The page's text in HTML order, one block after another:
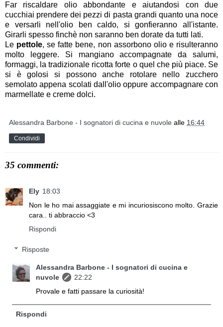
Far riscaldare olio abbondante e aiutandosi con due
cucchiai prendere dei pezzi di pasta grandi quanto una noce
e versarli nell'olio ben caldo, si gonfieranno all'istante.
Girarli spesso finchè non saranno ben dorate da tutti lati.
Le pettole, se fatte bene, non assorbono olio e risulteranno
molto leggere. Si mangiano accompagnate da salumi,
formaggi, la tradizionale ricotta forte o quel che più piace. Se
si è golosi si possono anche rotolare nello zucchero
semolato appena scolati dall'olio oppure accompagnare con
marmellate e creme dolci.
Alessandra Barbone - I sognatori di cucina e nuvole alle 16:44
Condividi
35 commenti:
Ely 18:03
Non le ho mai assaggiate e mi incuriosiscono molto. Grazie
cara.. ti abbraccio <3
Rispondi
Risposte
Alessandra Barbone - I sognatori di cucina e
nuvole
22:22
Provale e fatti passare la curiosità!
Rispondi